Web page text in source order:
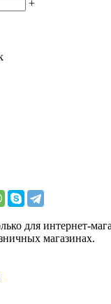
+
для интернет-
магазинах.